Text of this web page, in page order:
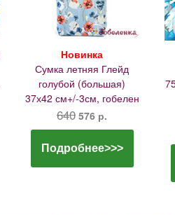
Новинка
Сумка летняя Глейд
голубой (большая)
37х42 см+/-3см, гобелен
640 576 р.
Подробнее>>>